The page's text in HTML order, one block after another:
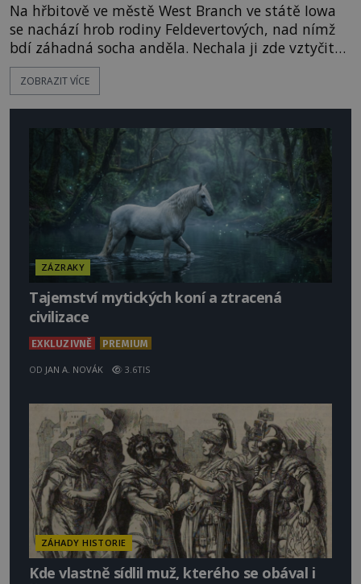
Na hřbitově ve městě West Branch ve státě Iowa
se nachází hrob rodiny Feldevertových, nad nímž
bdí záhadná socha anděla. Nechala ji zde vztyčit
Tereza Doležalová Feldvertová (†1924) jako součást
rodinného hrobky. S místem se pojí řada
socha skutečně zabíjet? [gallery size="full"
ids="163881,163880,16387
ZOBRAZIT VÍCE
ZÁZRAKY
Tajemství mytických koní a ztracená
civilizace
EXKLUZIVNĚ PREMIUM
OD JAN A. NOVÁK 3.6TIS
ZÁHADY HISTORIE
Kde vlastně sídlil muž, kterého se obával i